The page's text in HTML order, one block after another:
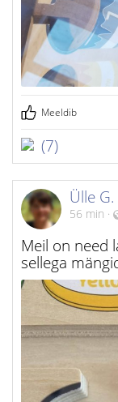
Meeldib
(7)
Ülle G.
56 min ·
Meil on need
sellega